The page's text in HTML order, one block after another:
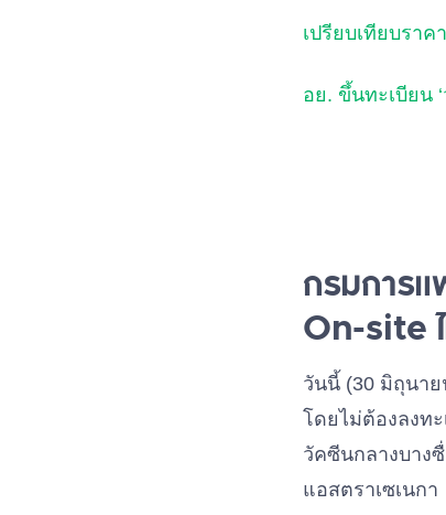
เปรียบเทียบรา
อย. ขึ้นทะเบียน
กรมการ
On-site
วันนี้ (30 มิถุนาย
โดยไม่ต้องลงท
วัคซีนกลางบาง
แอสตราเซเนกา